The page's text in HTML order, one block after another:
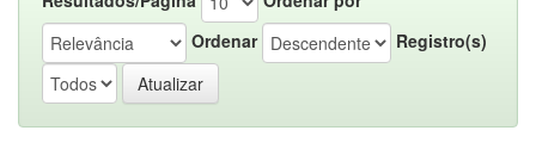
Ordenar
Registro(s)